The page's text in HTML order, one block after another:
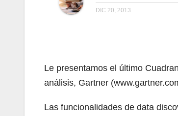
DIC 20, 2013
Le presentamos el último
análisis, Gartner
Las funcionalidades de data